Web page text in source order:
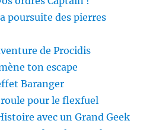
poursuite des pierres
de Procidis
ton escape
Baranger
roule pour le flexfuel
avec un Grand Geek